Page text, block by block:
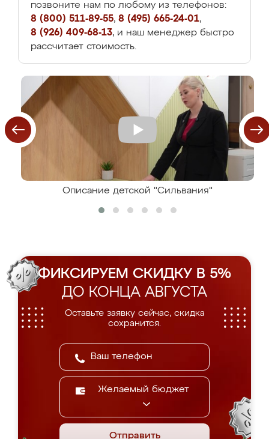
позвоните нам по любому из телефонов:
8 (800) 511-89-55, 8 (495) 665-24-01,
8 (926) 409-68-13, и наш менеджер быстро
рассчитает стоимость.
Описание детской "Сильвания"
ФИКСИРУЕМ СКИДКУ В 5%
ДО КОНЦА АВГУСТА
Оставьте заявку сейчас, скидка
сохранится.
Желаемый бюджет
Отправить